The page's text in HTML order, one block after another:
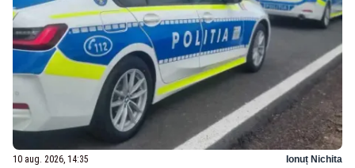
10 aug. 2026, 14:35 Ionuț Nichita